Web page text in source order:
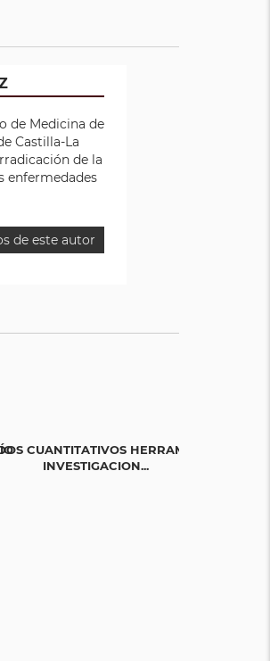
de Medicina de
Castilla-La
de la
enfermedades
de este autor
CUANTITATIVOS HERRAMIENTAS
INVESTIGACION...